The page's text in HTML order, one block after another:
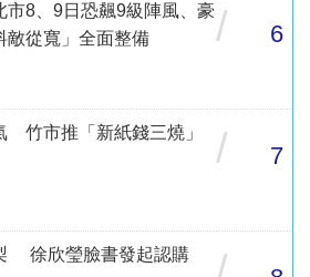
市8、9日恐飆9級陣風、豪
從寬」全面整備
/ 6
竹市推「新紙錢三燒」
/ 7
徐欣瑩臉書發起認購